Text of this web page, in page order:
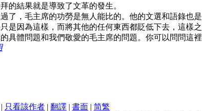
的結果就是導致了文革的發生。
了，毛主席的功勞是無人能比的。他的文選和語錄也是
是因為這樣，而將其他的任何東西都貶低下去，這樣
具體問題和我們敬愛的毛主席的問題。你可以問問這
| 只看該作者 | 翻譯 | 書面 | 简繁